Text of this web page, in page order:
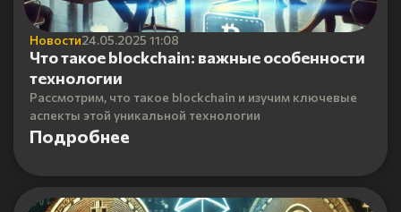
Новости24.05.2025 11:08
Что такое blockchain: важные особенности
технологии
Рассмотрим, что такое blockchain и изучим ключевые
аспекты этой уникальной технологии
Подробнее